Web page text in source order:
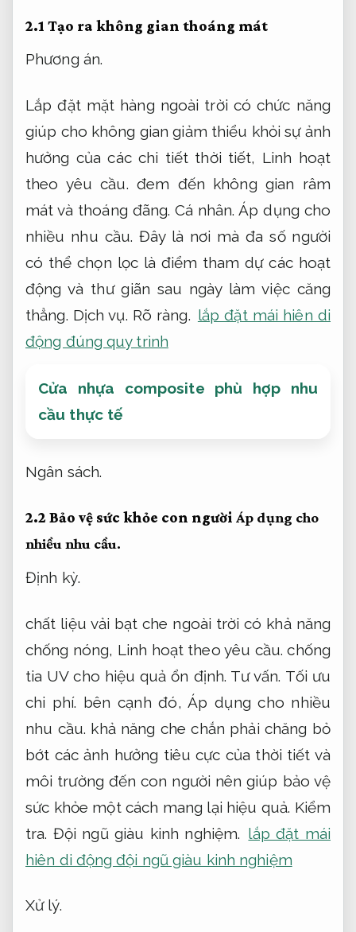
2.1 Tạo ra không gian thoáng mát
Phương án.
Lắp đặt mặt hàng ngoài trời có chức năng
giúp cho không gian giảm thiểu khỏi sự ảnh
hưởng của các chi tiết thời tiết, Linh hoạt
theo yêu cầu. đem đến không gian râm
mát và thoáng đãng. Cá nhân. Áp dụng cho
nhiều nhu cầu. Đây là nơi mà đa số người
có thể chọn lọc là điểm tham dự các hoạt
động và thư giãn sau ngày làm việc căng
thẳng. Dịch vụ. Rõ ràng. lắp đặt mái hiên di
động đúng quy trình
Cửa nhựa composite phù hợp nhu
cầu thực tế
Ngân sách.
2.2 Bảo vệ sức khỏe con người Áp dụng cho
nhiều nhu cầu.
Định kỳ.
chất liệu vải bạt che ngoài trời có khả năng
chống nóng, Linh hoạt theo yêu cầu. chống
tia UV cho hiệu quả ổn định. Tư vấn. Tối ưu
chi phí. bên cạnh đó,Áp dụng cho nhiều
nhu cầu. khả năng che chắn phải chăng bỏ
bớt các ảnh hưởng tiêu cực của thời tiết và
môi trường đến con người nên giúp bảo vệ
sức khỏe một cách mang lại hiệu quả. Kiểm
tra. Đội ngũ giàu kinh nghiệm. lắp đặt mái
hiên di động đội ngũ giàu kinh nghiệm
Xử lý.